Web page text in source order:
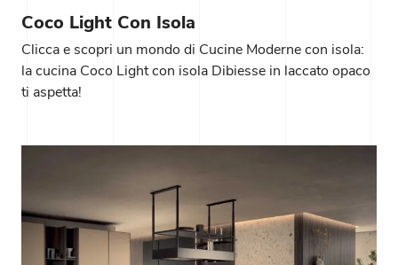
Coco Light Con Isola
Clicca e scopri un mondo di Cucine Moderne con isola:
la cucina Coco Light con isola Dibiesse in laccato opaco
ti aspetta!